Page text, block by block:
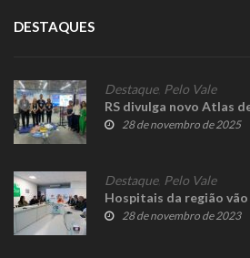
DESTAQUES
Destaque, Pelo Vale
RS divulga novo Atlas
28 de novembro de 2025
Destaque, Pelo Vale
Hospitais da região vão
28 de novembro de 2023